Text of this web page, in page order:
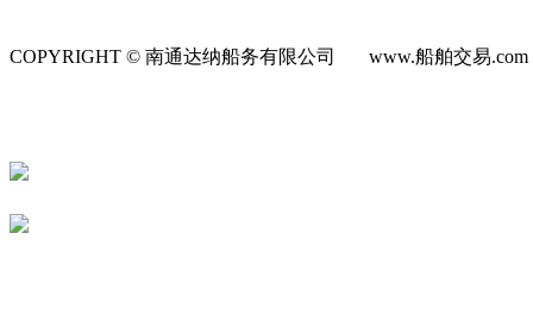
COPYRIGHT © 南通达纳船务有限公司 www.船舶交易